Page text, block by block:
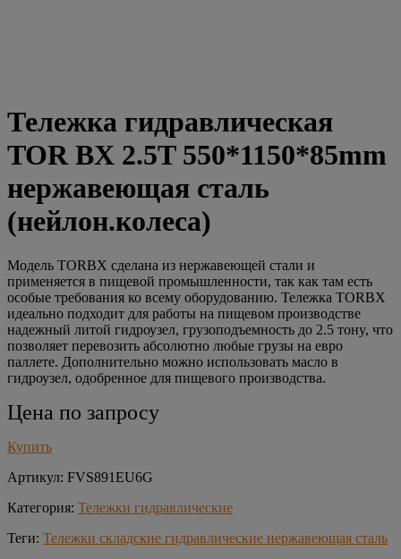
Тележка гидравлическая
TOR BX 2.5T 550*1150*85mm
нержавеющая сталь
(нейлон.колеса)
Модель TORBX сделана из нержавеющей стали и
применяется в пищевой промышленности, так как там есть
особые требования ко всему оборудованию. Тележка TORBX
идеально подходит для работы на пищевом производстве
надежный литой гидроузел, грузоподъемность до 2.5 тонy, что
позволяет перевозить абсолютно любые грузы на евро
паллете. Дополнительно можно использовать масло в
гидроузел, одобренное для пищевого производства.
Цена по запросу
Купить
Артикул: FVS891EU6G
Категория: Тележки гидравлические
Теги: Тележки складские гидравлические нержавеющая сталь